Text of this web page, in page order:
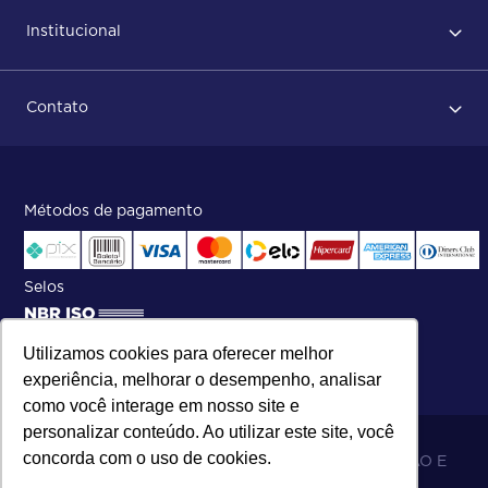
Utilizamos cookies para oferecer melhor
experiência, melhorar o desempenho, analisar
como você interage em nosso site e
personalizar conteúdo. Ao utilizar este site, você
concorda com o uso de cookies.
Após conclusão do pedido
Status do pedido e acompanhamento da entrega
Institucional
ISO
Contato
Central de atendimento:
Telefone:(27) 2121-9000
Segunda a Sexta das 8h às 17h30
Métodos de pagamento
Selos
06.698.001/0002-19 - MB 5 COMÉRCIO IMPORTAÇÃO E